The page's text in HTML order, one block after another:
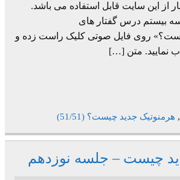
از این سایت قابل استفاده می باشد.
بیستم درس گفتار های
روی فایل صوتی کلیک راست زده و
نمایید. متن […]
, هرمنوتیک جدید چیست؟ (51/51)
چیست – جلسه نوزدهم